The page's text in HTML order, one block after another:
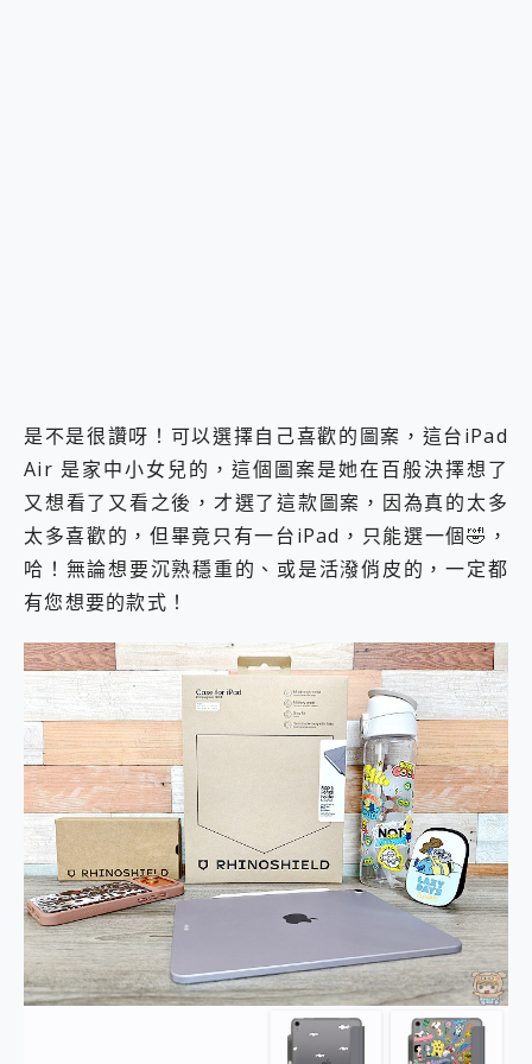
是不是很讚呀！可以選擇自己喜歡的圖案，這台iPad
Air 是家中小女兒的，這個圖案是她在百般決擇想了
又想看了又看之後，才選了這款圖案，因為真的太多
太多喜歡的，但畢竟只有一台iPad，只能選一個🤣，
哈！無論想要沉熟穩重的、或是活潑俏皮的，一定都
有您想要的款式！